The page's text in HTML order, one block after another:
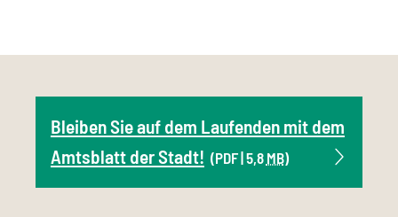
Bleiben Sie auf dem Laufenden mit dem
Amtsblatt der Stadt! (PDF | 5,8 MB)